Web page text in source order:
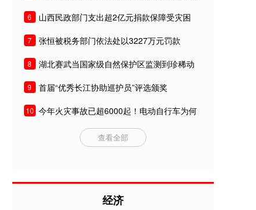
6
山西民政部门支出超2亿元捐款保障受灾困
7 张恒被税务部门依法处以3227万元罚款
8
湖北赛武当国家级自然保护区监测到珍稀动
9 首届“优秀长江协助巡护员”评选颁奖
10 今年火灾事故已超6000起！电动自行车为何
查看全部
经济